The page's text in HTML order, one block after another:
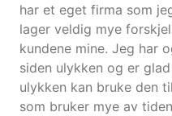
har et eget firma som
lager veldig mye
kundene mine. Jeg har
siden ulykken og er
ulykken kan bruke den
som bruker mye av